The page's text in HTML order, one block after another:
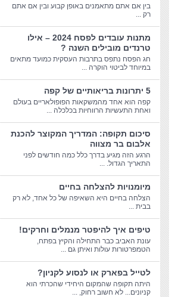
בין אם אתם מתאמנים באופן קבוע ובין אם אתם
רק ...
מתנות עובדים לפסח 2024 – אילו
טרנדים מובילים השנה ?
חג הפסח נתפס בתרבות העסקית כמועד מתאים
במיוחד לביטוי הוקרה ...
5 יתרונות בריאותיים של קפה
קפה הוא אחד מהמשקאות הפופולאריים בעולם
ואחת התעשיות הרווחיות בכלכלה ...
סיכום תקופה: המדריך המקוצר להכנת
אלבום בר מצווה
הרגע הזה מגיע בדרך כלל כמה חודשים לפני
התאריך הגדול. ...
מיומנויות להצלחה בחיים
הצלחה בחיים היא השאיפה של כל אחד, לא רק
בבית ...
טיפים איך להיפטר מנמלים וחרקים!
עונת האביב כבר התחילה והקיץ בפתח,
הטמפרטורות עולות ואיתן גם ...
לטייל בפארק או לנסוע לקניון?
היתה תקופה שהמקום היחידי שהכרתי הוא
קניונים... לא חשוב רחוק, ...